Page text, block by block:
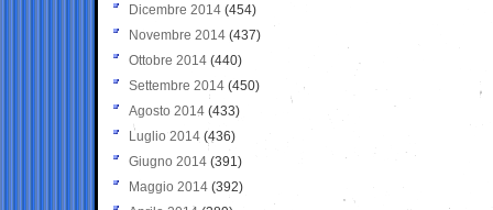
Dicembre 2014 (454)
Novembre 2014 (437)
Ottobre 2014 (440)
Settembre 2014 (450)
Agosto 2014 (433)
Luglio 2014 (436)
Giugno 2014 (391)
Maggio 2014 (392)